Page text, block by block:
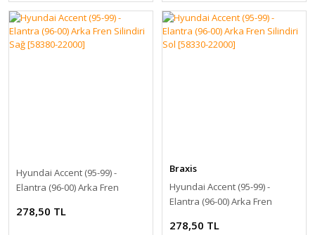
Hyundai Accent (95-99) -
Elantra (96-00) Arka Fren
278,50 TL
Braxis
Hyundai Accent (95-99) -
Elantra (96-00) Arka Fren
278,50 TL